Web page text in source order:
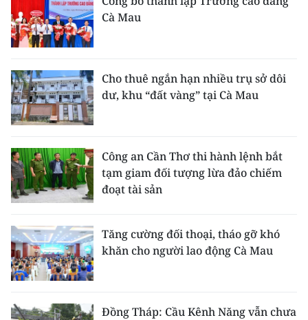
Cà Mau
Cho thuê ngắn hạn nhiều trụ sở dôi
dư, khu “đất vàng” tại Cà Mau
Công an Cần Thơ thi hành lệnh bắt
tạm giam đối tượng lừa đảo chiếm
đoạt tài sản
Tăng cường đối thoại, tháo gỡ khó
khăn cho người lao động Cà Mau
Đồng Tháp: Cầu Kênh Năng vẫn chưa